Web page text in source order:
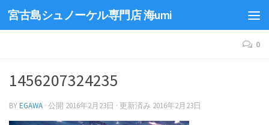
宮古島シュノーケル専門店 海umi
0
1456207324235
BYEGAWA · 公開 2016年2月23日 · 更新済み 2016年2月23日